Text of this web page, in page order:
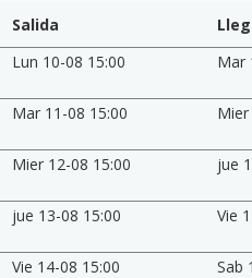
Salida
Lun 10-08 15:00 Mar
Mar 11-08 15:00
Mier 12-08 15:00 jue
jue 13-08 15:00 Vie
Vie 14-08 15:00 Sab